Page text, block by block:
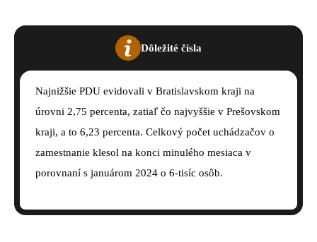
Dôležité čísla
Najnižšie PDU evidovali v Bratislavskom kraji na
úrovni 2,75 percenta, zatiaľ čo najvyššie v Prešovskom
kraji, a to 6,23 percenta. Celkový počet uchádzačov o
zamestnanie klesol na konci minulého mesiaca v
porovnaní s januárom 2024 o 6-tisíc osôb.